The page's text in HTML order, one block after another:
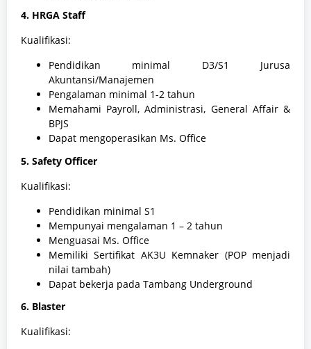
4. HRGA Staff
Kualifikasi:
Pendidikan minimal D3/S1 Jurusa
Akuntansi/Manajemen
Pengalaman minimal 1-2 tahun
Memahami Payroll, Administrasi, General Affair &
BPJS
Dapat mengoperasikan Ms. Office
5. Safety Officer
Kualifikasi:
Pendidikan minimal S1
Mempunyai mengalaman 1 – 2 tahun
Menguasai Ms. Office
Memiliki Sertifikat AK3U Kemnaker (POP menjadi
nilai tambah)
Dapat bekerja pada Tambang Underground
6. Blaster
Kualifikasi: